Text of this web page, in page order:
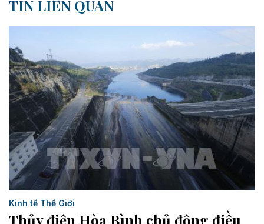
TIN LIÊN QUAN
Kinh tế Thế Giới
Thủy điện Hòa Bình chủ động điều